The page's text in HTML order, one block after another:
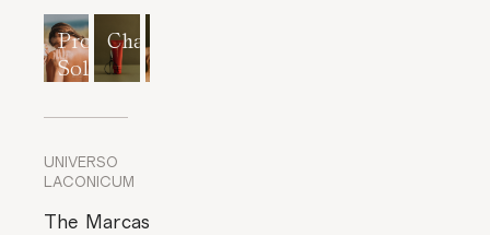
Protección
Solar
Champús
UNIVERSO
LACONICUM
The Marcas